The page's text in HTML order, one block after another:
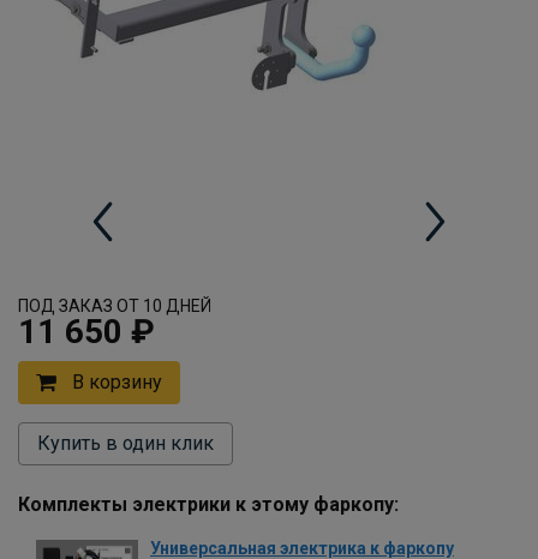
ПОД ЗАКАЗ ОТ 10 ДНЕЙ
11 650 ₽
В корзину
Купить в один клик
Комплекты электрики к этому фаркопу:
Универсальная электрика к фаркопу